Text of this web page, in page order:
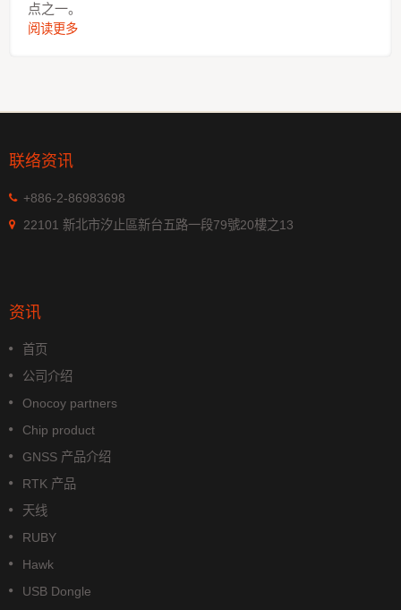
点之一。
阅读更多
联络资讯
+886-2-86983698
22101 新北市汐止區新台五路一段79號20樓之13
资讯
首页
公司介绍
Onocoy partners
Chip product
GNSS 产品介绍
RTK 产品
天线
RUBY
Hawk
USB Dongle